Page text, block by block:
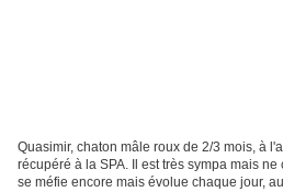
Quasimir, chaton mâle roux de 2/3 mois, à
récupéré à la SPA. Il est très sympa mais
se méfie encore mais évolue chaque jour,